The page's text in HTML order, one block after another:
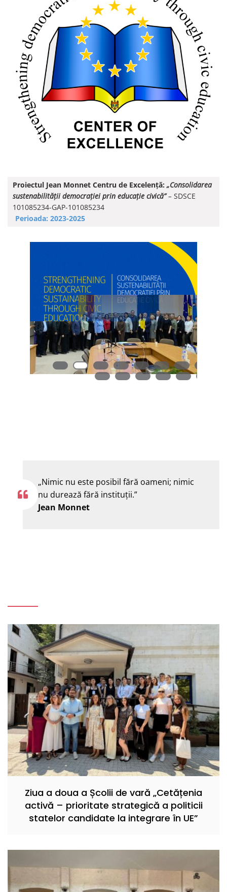
Proiectul Jean Monnet Centru de Excelență: „Consolidarea
sustenabilității democrației prin educație civică”– SDSCE
101085234-GAP-101085234
Perioada: 2023-2025
„Nimic nu este posibil fără oameni; nimic
nu durează fără instituţii.”
Jean Monnet
Ziua a doua a Școlii de vară „Cetățenia
activă – prioritate strategică a politicii
statelor candidate la integrare în UE”